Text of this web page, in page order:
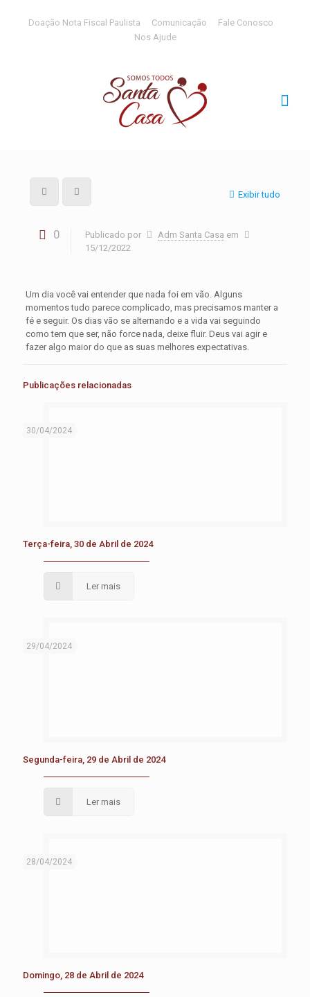
Doação Nota Fiscal Paulista Comunicação
Fale Conosco
Nos Ajude
Exibir tudo
0 Publicado por Adm Santa Casa em
15/12/2022
Um dia você vai entender que nada foi em vão. Alguns
momentos tudo parece complicado, mas precisamos manter a
fé e seguir. Os dias vão se alternando e a vida vai seguindo
como tem que ser, não force nada, deixe fluir. Deus vai agir e
fazer algo maior do que as suas melhores expectativas.
Publicações relacionadas
30/04/2024
Terça-feira, 30 de Abril de 2024
Ler mais
29/04/2024
Segunda-feira, 29 de Abril de 2024
Ler mais
28/04/2024
Domingo, 28 de Abril de 2024